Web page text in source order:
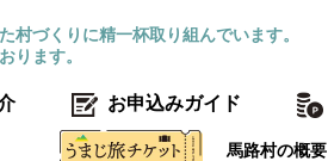
村づくりに精一杯取り組んでいます。
ります。
お申込みガイド
馬路村の概要